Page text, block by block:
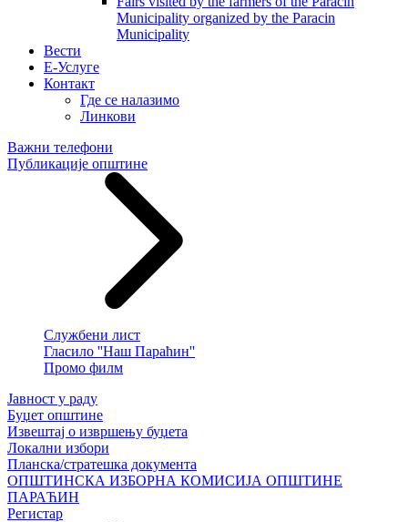
Municipality organized by the Paracin
Municipality
Вести
E-Услуге
Контакт
Где се налазимо
Линкови
Важни телефони
Публикације општине
Службени лист
Гласило ''Наш Параћин''
Промо филм
Јавност у раду
Буџет општине
Извештај о извршењу буџета
Локални избори
Планска/стратешка документа
ОПШТИНСКА ИЗБОРНА КОМИСИЈА ОПШТИНЕ
ПАРАЋИН
Регистар